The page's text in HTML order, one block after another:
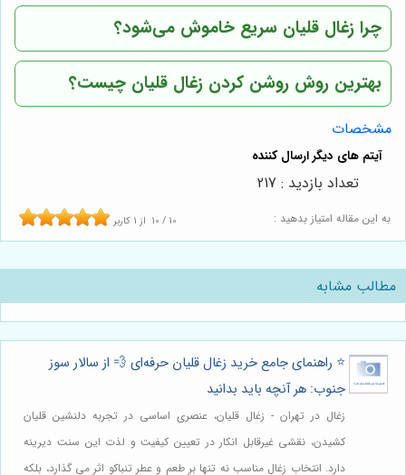
چرا زغال قلیان سریع خاموش می‌شود؟
بهترین روش روشن کردن زغال قلیان چیست؟
مشخصات
به این مقاله امتیاز بدهید : 10 / 10 از 1 کاربر
تعداد بازدید : 217
مطالب مشابه
⭐️ راهنمای جامع خرید زغال قلیان حرفه‌ای 💨 از سالار سوز
جنوب: هر آنچه باید بدانید
زغال در تهران - زغال قلیان، عنصری اساسی در تجربه دلنشین قلیان
کشیدن، نقشی غیرقابل انکار در تعیین کیفیت و لذت این سنت دیرینه
دارد. انتخاب زغال مناسب نه تنها بر طعم و عطر تنباکو اثر می گذارد، بلکه